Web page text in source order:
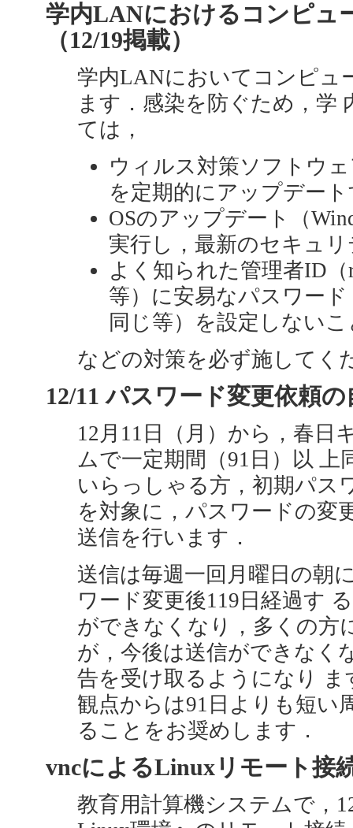
学内LANにおけるコンピュ
（12/19掲載）
学内LANにおいてコンピュ
ます．感染を防ぐため，学
ては，
ウィルス対策ソフトウ
を定期的にアップデー
OSのアップデート（
実行し，最新のセキュ
よく知られた管理者ID（
等）に安易なパスワー
同じ等）を設定しないこ
などの対策を必ず施してく
12/11 パスワード変更依頼
12月11日（月）から，春日
ムで一定期間（91日）以
いらっしゃる方，初期パス
を対象に，パスワードの変
送信を行います．
送信は毎週一回月曜日の朝
ワード変更後119日経過す
ができなくなり，多くの方
が，今後は送信ができなく
告を受け取るようになり
観点からは91日よりも短い
ることをお奨めします．
vncによるLinuxリモート接
教育用計算機システムで，